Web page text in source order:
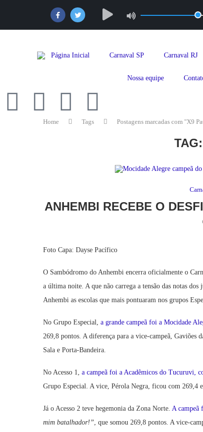
Página Inicial Carnaval SP Carnaval RJ
Nossa equipe
Home Tags Postagens marcadas com "X9
TAG:
ANHEMBI RECEBE O
Foto Capa: Dayse Pacífico
O Sambódromo do Anhembi encerra oficialmente o
a última noite. A que não carrega a tensão das notas
Anhembi as escolas que mais pontuaram nos grupos
No Grupo Especial, a grande campeã foi a Mocidade
269,8 pontos. A diferença para a vice-campeã,
Sala e Porta-Bandeira.
No Acesso 1, a campeã foi a Acadêmicos do Tucuruvi,
Grupo Especial. A vice, Pérola Negra, ficou com 269,4
Já o Acesso 2 teve hegemonia da Zona Norte. A campeã
mim batalhador!”, que somou 269,8 pontos. A vice-